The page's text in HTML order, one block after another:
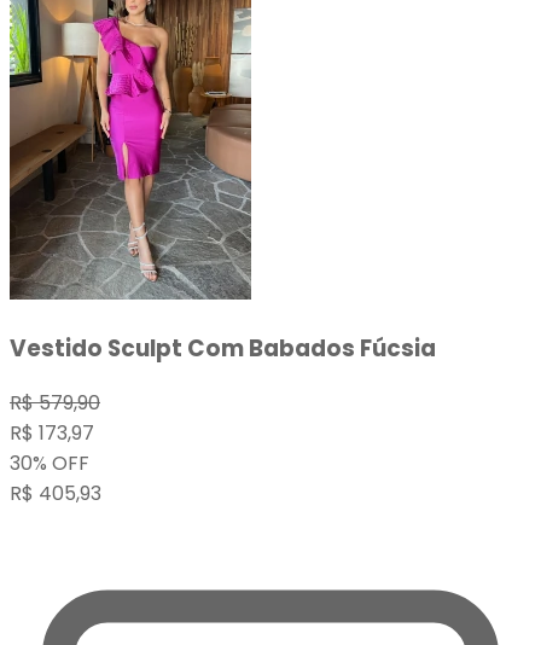
Vestido Sculpt Com Babados Fúcsia
R$579,90
R$ 173,97
30% OFF
R$ 405,93